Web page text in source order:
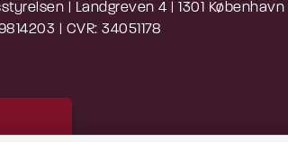
| Landgreven 4 | 1301 København
| CVR: 34051178